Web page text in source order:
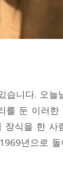
습니다. 오늘
를 둔 이러
장식을 한 사
1969년으로